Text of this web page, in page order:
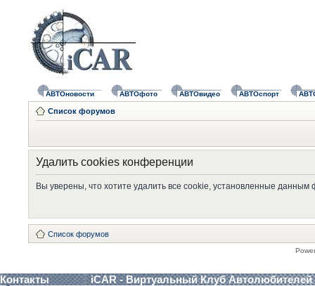
АВТОновости АВТОфото АВТОвидео АВТОспорт
Список форумов
Удалить cookies конференции
Вы уверены, что хотите удалить все cookie, установленные
Список форумов
Контакты iCAR - Виртуальный Клуб Автолюбителей